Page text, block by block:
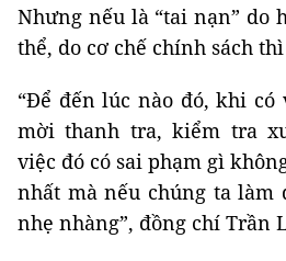
Nhưng nếu là “tai nạn” do
thể, do cơ chế chính sách
“Để đến lúc nào đó, khi có
mời thanh tra, kiểm tra
việc đó có sai phạm gì
nhất mà nếu chúng ta làm
nhẹ nhàng”, đồng chí Trần